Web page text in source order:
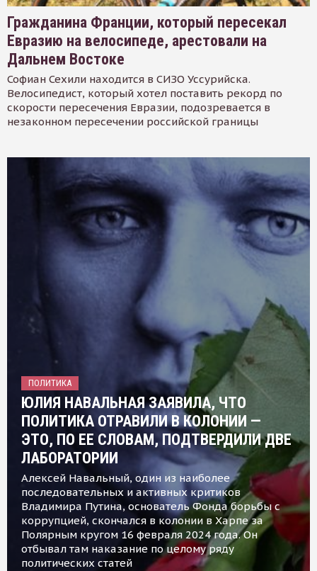
Гражданина Франции, который пересекал
Евразию на велосипеде, арестовали на
Дальнем Востоке
Софиан Сехили находится в СИЗО Уссурийска.
Велосипедист, который хотел поставить рекорд по
скорости пересечения Евразии, подозревается в
незаконном пересечении российской границы
ПОЛИТИКА
ЮЛИЯ НАВАЛЬНАЯ ЗАЯВИЛА, ЧТО
ПОЛИТИКА ОТРАВИЛИ В КОЛОНИИ —
ЭТО, ПО ЕЕ СЛОВАМ, ПОДТВЕРДИЛИ ДВЕ
ЛАБОРАТОРИИ
Алексей Навальный, один из наиболее
последовательных и активных критиков
Владимира Путина, основатель Фонда борьбы с
коррупцией, скончался в колонии в Харпе за
Полярным кругом 16 февраля 2024 года. Он
отбывал там наказание по целому ряду
политических статей